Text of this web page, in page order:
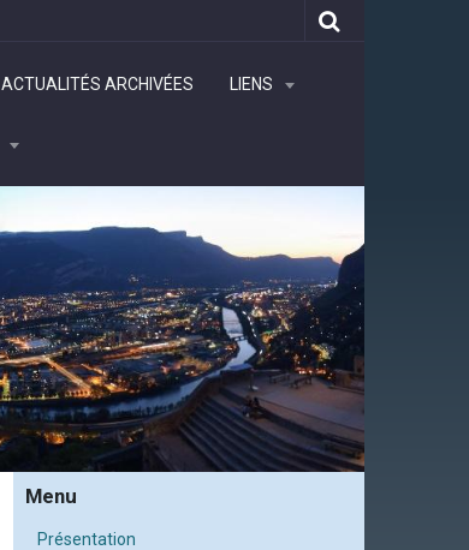
ACTUALITÉS ARCHIVÉES LIENS
Menu
Présentation